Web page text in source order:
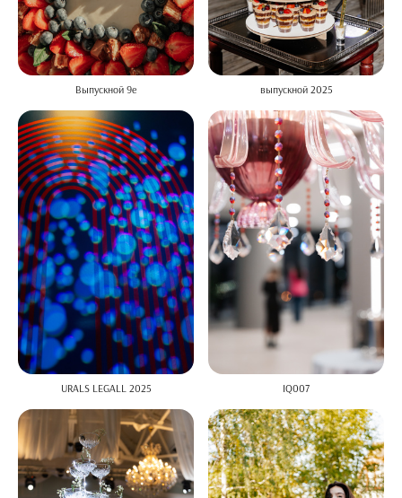
Выпускной 9е выпускной 2025
URALS LEGALL 2025 IQ007